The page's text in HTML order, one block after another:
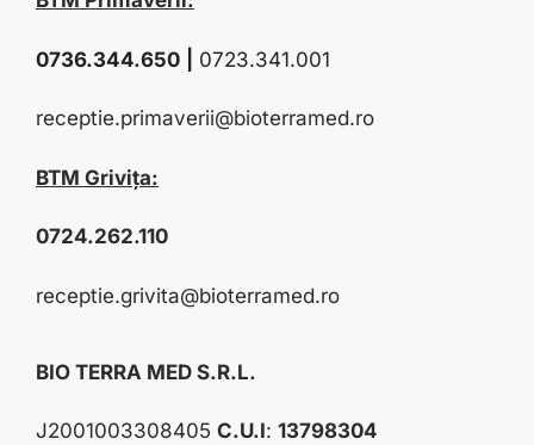
0736.344.650 0723.341.001
receptie.primaverii@bioterramed.ro
BTM Grivița:
0724.262.110
receptie.grivita@bioterramed.ro
BIO TERRA MED S.R.L.
J2001003308405 C.U.I: 13798304